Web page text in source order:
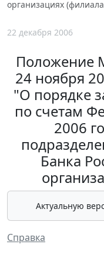
организациях
22 декабря 2006
Положение
24 ноября
"О порядке
по счетам
2006
Банка
Актуальную
Справка